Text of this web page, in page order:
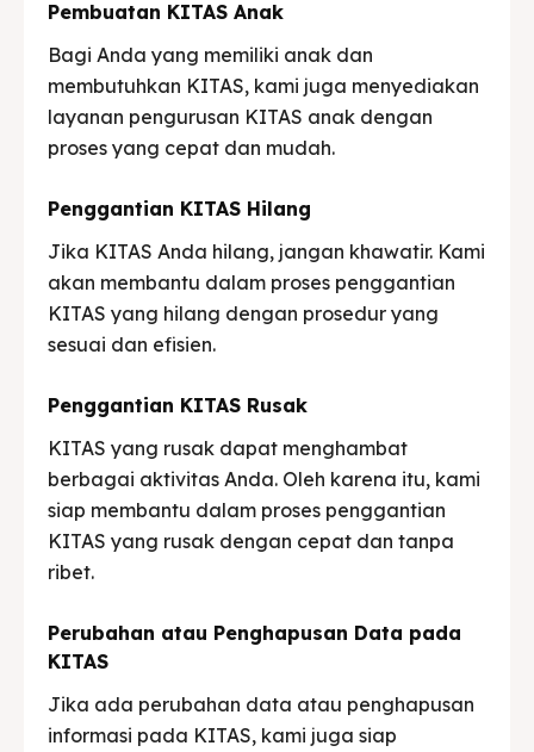
Pembuatan KITAS Anak
Bagi Anda yang memiliki anak dan
membutuhkan KITAS, kami juga menyediakan
layanan pengurusan KITAS anak dengan
proses yang cepat dan mudah.
Penggantian KITAS Hilang
Jika KITAS Anda hilang, jangan khawatir. Kami
akan membantu dalam proses penggantian
KITAS yang hilang dengan prosedur yang
sesuai dan efisien.
Penggantian KITAS Rusak
KITAS yang rusak dapat menghambat
berbagai aktivitas Anda. Oleh karena itu, kami
siap membantu dalam proses penggantian
KITAS yang rusak dengan cepat dan tanpa
ribet.
Perubahan atau Penghapusan Data pada
KITAS
Jika ada perubahan data atau penghapusan
informasi pada KITAS, kami juga siap